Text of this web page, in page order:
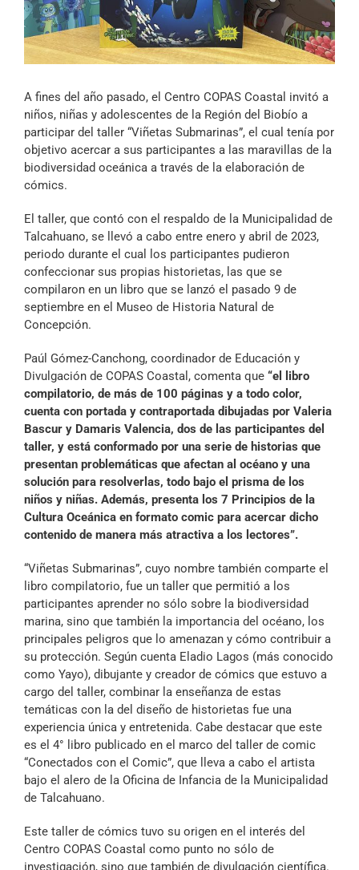
Archivo Sonoro
A fines del año pasado, el Centro COPAS Coastal invitó a
niños, niñas y adolescentes de la Región del Biobío a
participar del taller “Viñetas Submarinas”, el cual tenía por
objetivo acercar a sus participantes a las maravillas de la
biodiversidad oceánica a través de la elaboración de
cómics.
El taller, que contó con el respaldo de la Municipalidad de
Talcahuano, se llevó a cabo entre enero y abril de 2023,
periodo durante el cual los participantes pudieron
confeccionar sus propias historietas, las que se
compilaron en un libro que se lanzó el pasado 9 de
septiembre en el Museo de Historia Natural de
Concepción.
Paúl Gómez-Canchong, coordinador de Educación y
Divulgación de COPAS Coastal, comenta que “el libro
compilatorio, de más de 100 páginas y a todo color,
cuenta con portada y contraportada dibujadas por Valeria
Bascur y Damaris Valencia, dos de las participantes del
taller, y está conformado por una serie de historias que
presentan problemáticas que afectan al océano y una
solución para resolverlas, todo bajo el prisma de los
niños y niñas. Además, presenta los 7 Principios de la
Cultura Oceánica en formato comic para acercar dicho
contenido de manera más atractiva a los lectores”.
“Viñetas Submarinas”, cuyo nombre también comparte el
libro compilatorio, fue un taller que permitió a los
participantes aprender no sólo sobre la biodiversidad
marina, sino que también la importancia del océano, los
principales peligros que lo amenazan y cómo contribuir a
su protección. Según cuenta Eladio Lagos (más conocido
como Yayo), dibujante y creador de cómics que estuvo a
cargo del taller, combinar la enseñanza de estas
temáticas con la del diseño de historietas fue una
experiencia única y entretenida. Cabe destacar que este
es el 4° libro publicado en el marco del taller de comic
“Conectados con el Comic”, que lleva a cabo el artista
bajo el alero de la Oficina de Infancia de la Municipalidad
de Talcahuano.
Este taller de cómics tuvo su origen en el interés del
Centro COPAS Coastal como punto no sólo de
investigación, sino que también de divulgación científica.